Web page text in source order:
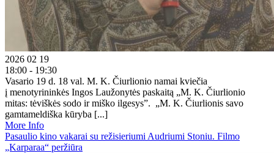
2026 02 19
18:00 - 19:30
Vasario 19 d. 18 val. M. K. Čiurlionio namai kviečia
į menotyrininkės Ingos Laužonytės paskaitą „M. K. Čiurlionio
mitas: tėviškės sodo ir miško ilgesys”. „M. K. Čiurlionis savo
gamtameldiška kūryba [...]
More Info
Pasaulio kino vakarai su režisieriumi Audriumi Stoniu. Filmo
„Karparaa“ peržiūra